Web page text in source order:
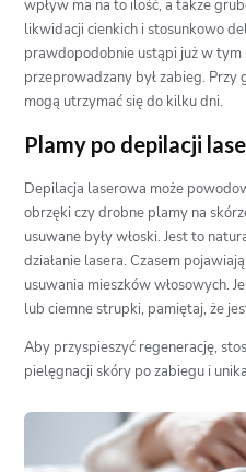
wpływ ma na to ilość, a także
likwidacji cienkich i stosunkowo
prawdopodobnie ustąpi już w
przeprowadzany był zabieg. Przy
mogą utrzymać się do kilku dni.
Plamy po depilacji
Depilacja laserowa może
obrzęki czy drobne plamy na
usuwane były włoski. Jest to
działanie lasera. Czasem
usuwania mieszków włosowych.
lub ciemne strupki, pamiętaj, że
Aby przyspieszyć regenerację,
pielęgnacji skóry po zabiegu i